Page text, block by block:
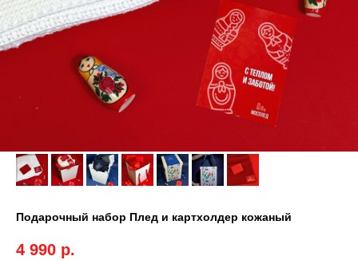
Подарочный набор Плед и картхолдер кожаный
4 990 р.